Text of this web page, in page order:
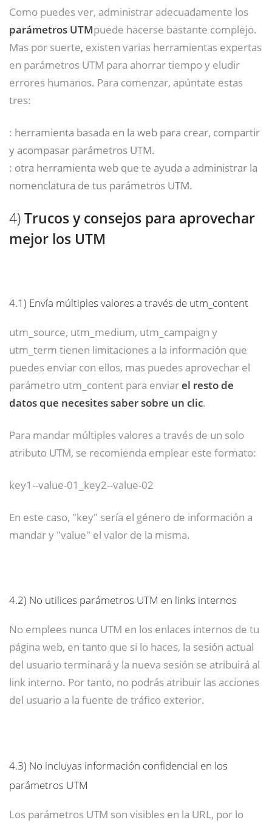
Como puedes ver, administrar adecuadamente los
parámetros UTMpuede hacerse bastante complejo.
Mas por suerte, existen varias herramientas expertas
en parámetros UTM para ahorrar tiempo y eludir
errores humanos. Para comenzar, apúntate estas
tres:
: herramienta basada en la web para crear, compartir
y acompasar parámetros UTM.
: otra herramienta web que te ayuda a administrar la
nomenclatura de tus parámetros UTM.
4)Trucos y consejos para aprovechar
mejor los UTM
4.1) Envía múltiples valores a través de utm_content
utm_source, utm_medium, utm_campaign y
utm_term tienen limitaciones a la información que
puedes enviar con ellos, mas puedes aprovechar el
parámetro utm_content para enviarel resto de
datos que necesites saber sobre un clic.
Para mandar múltiples valores a través de un solo
atributo UTM, se recomienda emplear este formato:
key1--value-01_key2--value-02
En este caso, "key" sería el género de información a
mandar y "value" el valor de la misma.
4.2) No utilices parámetros UTM en links internos
No emplees nunca UTM en los enlaces internos de tu
página web, en tanto que si lo haces, la sesión actual
del usuario terminará y la nueva sesión se atribuirá al
link interno. Por tanto, no podrás atribuir las acciones
del usuario a la fuente de tráfico exterior.
4.3) No incluyas información confidencial en los
parámetros UTM
Los parámetros UTM son visibles en la URL, por lo